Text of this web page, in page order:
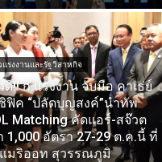
รงงานและรัฐวิสาหกิจ
ดี!! ก.แรงงาน จับมือ คาเธ่ย์
ฟิค “ปลัดบุญสงค์”นำทัพ
Matching คัดแอร์-สจ๊วต
1,000 อัตรา 27-29 ต.ค.นี้ ที่
มริออท สุวรรณภูมิ